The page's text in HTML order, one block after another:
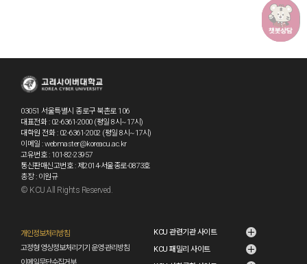
코호에게
03051 서울특별시 종로구 북촌로 106
대표전화 : 02-6361-2000 (평일 8시~17시)
대학원 전화 : 02-6361-2002 (평일 8시~17시)
이메일 : webmaster@koreacu.ac.kr
고유번호 : 101-82-23957
통신판매신고번호 : 제2014-서울종로-0873호
총장 : 이원규
© KCU All Rights Reserved.
개인정보처리방침
고정형 영상정보처리기기 운영·관리방침
KCU 관련기관 사이트
KCU 패밀리 사이트